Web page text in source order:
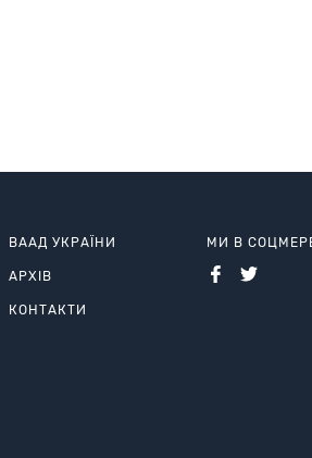
ВААД УКРАЇНИ
АРХІВ
КОНТАКТИ
МИ В